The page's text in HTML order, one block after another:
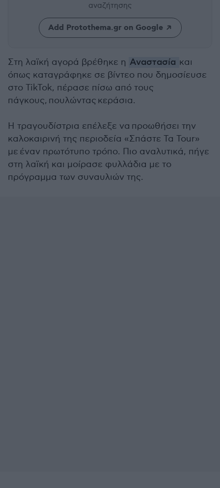
αναζήτησης
Add Protothema.gr on Google
Στη λαϊκή αγορά βρέθηκε η Αναστασία και
όπως καταγράφηκε σε βίντεο που δημοσίευσε
στο TikTok, πέρασε πίσω από τους
πάγκους, πουλώντας κεράσια.
Η τραγουδίστρια επέλεξε να προωθήσει την
καλοκαιρινή της περιοδεία «Σπάστε Τα Tour»
με έναν πρωτότυπο τρόπο. Πιο αναλυτικά, πήγε
στη λαϊκή και μοίρασε φυλλάδια με το
πρόγραμμα των συναυλιών της.